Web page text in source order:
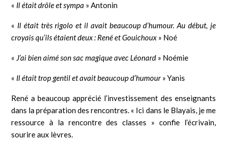
« Il était drôle et sympa » Antonin
« Il était très rigolo et il avait beaucoup d’humour. Au début, je
croyais qu’ils étaient deux : René et Gouichoux » Noé
« J’ai bien aimé son sac magique avec Léonard » Noémie
« Il était trop gentil et avait beaucoup d’humour» Yanis
René a beaucoup apprécié l’investissement des enseignants
dans la préparation des rencontres. « Ici dans le Blayais, je me
ressource à la rencontre des classes » confie l’écrivain,
sourire aux lèvres.